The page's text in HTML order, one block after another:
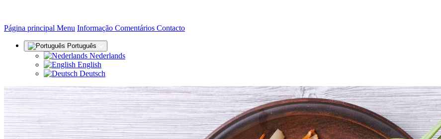
Página principal (actual)
Menu Informação Comentários Contacto
Português
Nederlands
English
Deutsch